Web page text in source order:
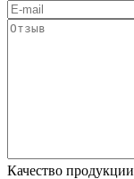
Качество продукции